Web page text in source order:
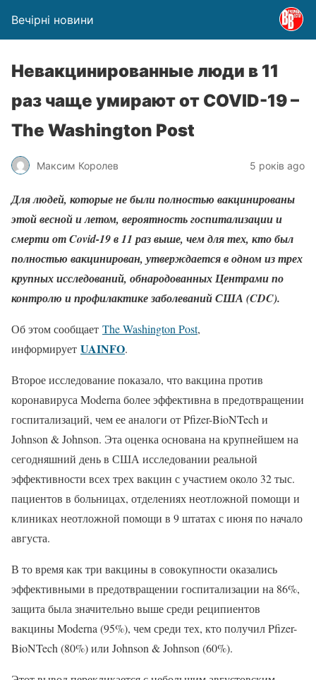
Вечірні новини
Невакцинированные люди в 11
раз чаще умирают от COVID-19 –
The Washington Post
Максим Королев 5 років ago
Для людей, которые не были полностью вакцинированы
этой весной и летом, вероятность госпитализации и
смерти от Covid-19 в 11 раз выше, чем для тех, кто был
полностью вакцинирован, утверждается в одном из трех
крупных исследований, обнародованных Центрами по
контролю и профилактике заболеваний США (CDC).
Об этом сообщает The Washington Post,
информирует UAINFO.
Второе исследование показало, что вакцина против
коронавируса Moderna более эффективна в предотвращении
госпитализаций, чем ее аналоги от Pfizer-BioNTech и
Johnson & Johnson. Эта оценка основана на крупнейшем на
сегодняшний день в США исследовании реальной
эффективности всех трех вакцин с участием около 32 тыс.
пациентов в больницах, отделениях неотложной помощи и
клиниках неотложной помощи в 9 штатах с июня по начало
августа.
В то время как три вакцины в совокупности оказались
эффективными в предотвращении госпитализации на 86%,
защита была значительно выше среди реципиентов
вакцины Moderna (95%), чем среди тех, кто получил Pfizer-
BioNTech (80%) или Johnson & Johnson (60%).